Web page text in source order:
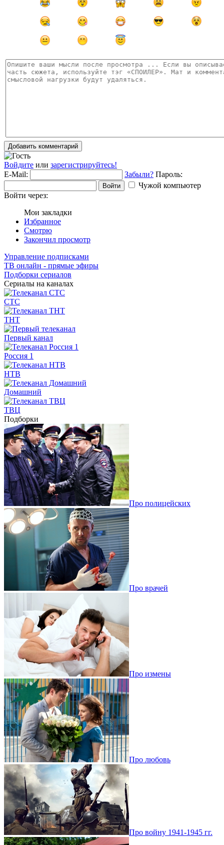
Добавить комментарий
Войдите или зарегистрируйтесь!
E-Mail:
Забыли? Пароль:
Войти
Чужой компьютер
Войти через:
Мои закладки
Избранное
Смотрю
Закончил просмотр
Управление подписками
ТВ онлайн - прямые эфиры
Подборки сериалов
Сериалы на каналах
СТС
ТНТ
Первый канал
Россия 1
НТВ
Домашний
ТВЦ
Подборки
Про полицейских
Про врачей
Про измены
Про любовь
Про войну 1941-1945 гг.